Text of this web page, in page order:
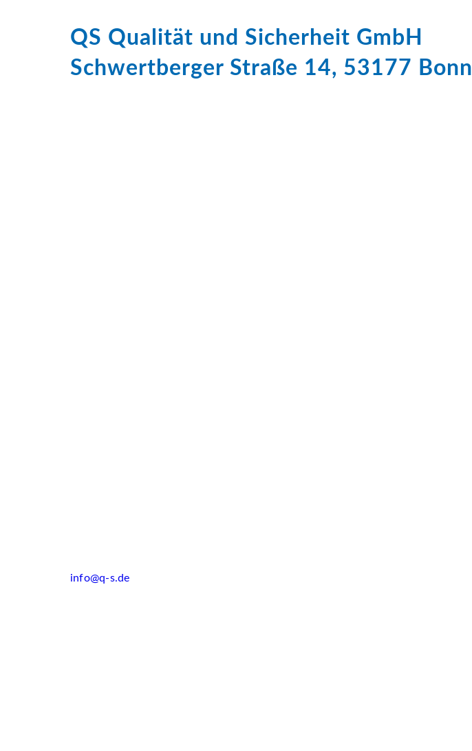
QS Qualität und Sicherheit GmbH
Schwertberger Straße 14, 53177 Bonn
info@q-s.de